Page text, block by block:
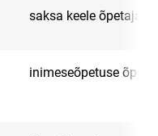
saksa keele õpetaja
inimeseõpetuse